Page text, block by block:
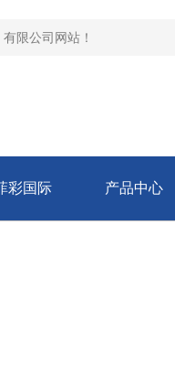
限公司网站 ！
彩国际 产品中心